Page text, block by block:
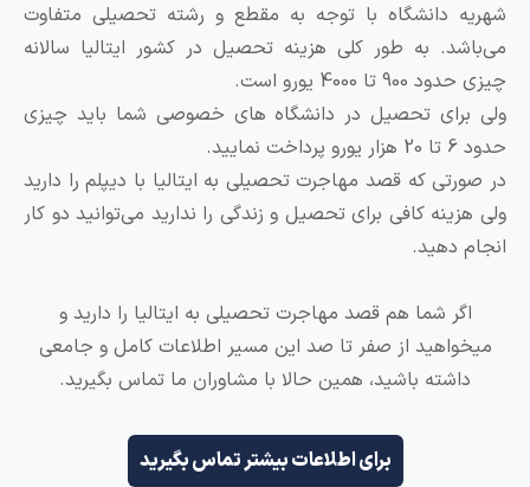
دانشگاه با توجه به مقطع و رشته تحصیلی متفاوت
به طور کلی هزینه تحصیل در کشور ایتالیا سالانه
حدود 900 تا 4000 یورو است.
برای تحصیل در دانشگاه های خصوصی شما باید چیزی
20 هزار یورو پرداخت نمایید.
صورتی که قصد مهاجرت تحصیلی به ایتالیا با دیپلم را دارید
هزینه کافی برای تحصیل و زندگی را ندارید می‌توانید دو کار
دهید.
اگر شما هم قصد مهاجرت تحصیلی به ایتالیا را دارید و
میخواهید از صفر تا صد این مسیر اطلاعات کامل و جامعی
داشته باشید، همین حالا با مشاوران ما تماس بگیرید.
برای اطلاعات بیشتر تماس بگیرید